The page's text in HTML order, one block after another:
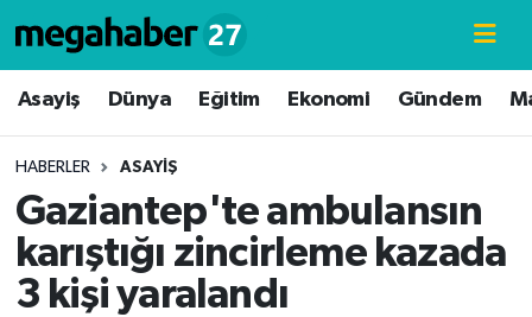
Asayiş Dünya Eğitim Ekonomi Gündem
HABERLER ASAYIŞ
Gaziantep'te ambulansın
karıştığı zincirleme kazada
3 kişi yaralandı
Hava Durumu
Süper Lig Puan Durumu ve Fikstür
Tüm Manşetler